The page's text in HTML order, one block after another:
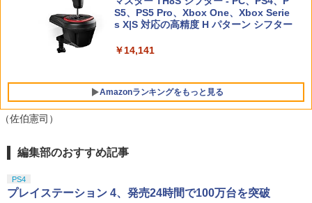
跡 the 2nd Nintendo Switch 2 Edition
(DLCチラシ：NEOブレイサー・アガッ
ト+【早期購入外付特典】DLCチラシ)
￥8,055
PS5 ARMORED CORE 6 FIRES OF RU
￥5,500
【4日20時からポイントUP! お買い物マ
e パープルスカイ Purple Sky 45827697
33369
【中古】3．まんが日本昔ばなし (75話収
録) 【ブルーレイ】／市原悦子ブルーレ
ニンテンドープリペイド番号 5000円|オ
ンラインコード版
【純正品】DualSense ワイヤレスコン
トローラー(CFI-ZCT2J)
￥10,737
S5、PS5 Pro、Xbox One、Xbox Serie
s X|S 対応の高精度 H パターン シフター
￥14,141
Amazonランキングをもっと見る
1
劇場版「鬼滅の刃」無限城編 第一章 猗
￥3,982
（佐伯憲司）
編集部のおすすめ記事
PS4
プレイステーション 4、発売24時間で100万台を突破